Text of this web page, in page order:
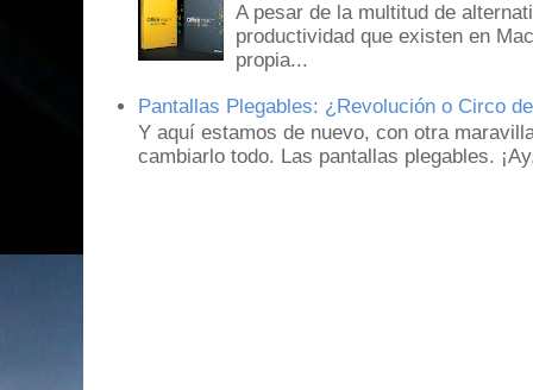
A pesar de la multitud de
productividad que existen en
propia...
Pantallas Plegables: ¿Revolución o Circo
Y aquí estamos de nuevo, con otra
cambiarlo todo. Las pantallas plegables.